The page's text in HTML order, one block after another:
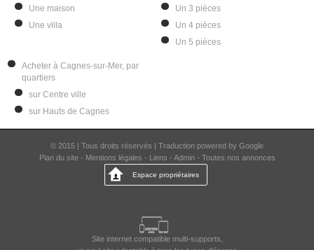
Une maison
Une villa
Un 3 pièces
Un 4 pièces
Un 5 pièces
Acheter à Cagnes-sur-Mer, par
quartiers
sur Centre ville
sur Hauts de Cagnes
© 2015 | Tous droits réservés | Traduction powered by Google
Plan du site- Mentions légales - Liens - Admin- Toutes nos annonces
Espace propriétaires
Site internet compatible multi-supports,